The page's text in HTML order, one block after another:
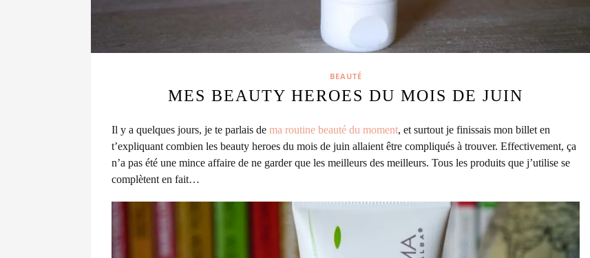
BEAUTÉ
MES BEAUTY HEROES DU MOIS DE JUIN
Il y a quelques jours, je te parlais de ma routine beauté du moment, et surtout je finissais mon billet en
t’expliquant combien les beauty heroes du mois de juin allaient être compliqués à trouver. Effectivement, ça
n’a pas été une mince affaire de ne garder que les meilleurs des meilleurs. Tous les produits que j’utilise se
complètent en fait…